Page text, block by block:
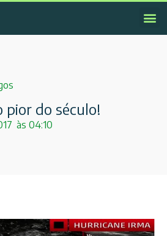
pior do século!
às 04:10